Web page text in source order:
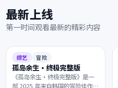
最新上线
第一时间观看最新的精彩内容
8.6
综艺 冒险
孤岛余生·终极完整版
《孤岛余生·终极完整版》是一
部 2025 年来自韩国的冒险佳作。